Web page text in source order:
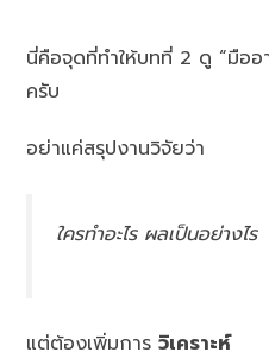
นี่คือจุดที่ทำให้บทที่ 2 ดู “มืออ
ครับ
อย่าแค่สรุปงานวิจัยว่า
ใครทำอะไร ผลเป็นอย่างไร
แต่ต้องเพิ่มการวิเคราะห์